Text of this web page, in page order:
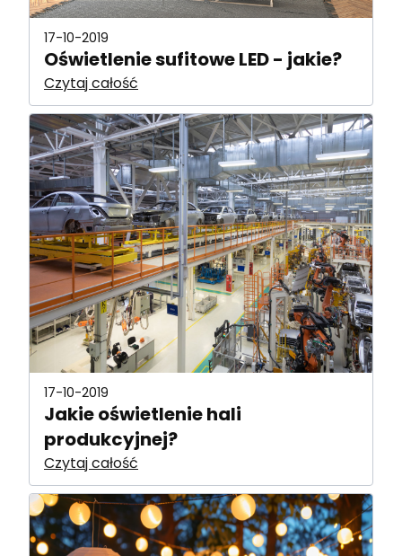
17-10-2019
Oświetlenie sufitowe LED - jakie?
Czytaj całość
17-10-2019
Jakie oświetlenie hali
produkcyjnej?
Czytaj całość